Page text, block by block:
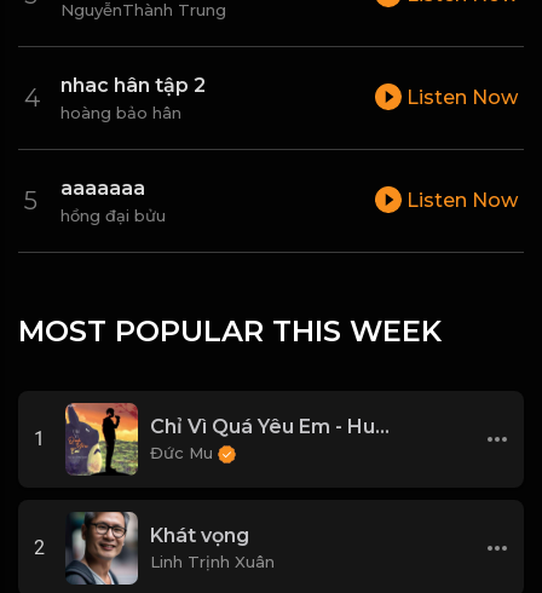
NguyễnThành Trung
nhac hân tập 2
hoàng bảo hân
Listen Now
aaaaaaa
hồng đại bửu
Listen Now
MOST POPULAR THIS WEEK
1
Chỉ Vì Quá Yêu Em - Huy Vạc, Tiến Nguyễn Cover
Đức Mu
2
Khát vọng
Linh Trịnh Xuân